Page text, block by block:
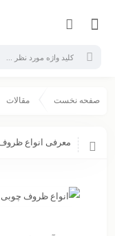
صفحه نخست مقالات
معرفی انواع